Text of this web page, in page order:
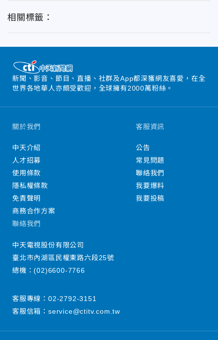
相關標籤：
新聞、影音、節目、直播、社群及App都深獲網友喜愛，在全
世界各地華人亦頗受歡迎，全球擁有2000萬粉絲。
關於我們
中天介紹
人才招募
使用條款
隱私權條款
免責聲明
商務合作方案
客服資訊
公告
常見問題
聯絡我們
我要爆料
我要投稿
聯絡我們
中天電視股份有限公司
臺北市內湖區民權東路六段25號
總機：(02)6600-7766
客服專線： 02-2792-3151
客服信箱： service@ctitv.com.tw